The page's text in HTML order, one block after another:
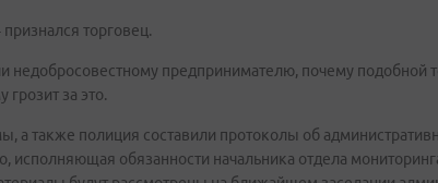
торговец.
недобросовестному предпринимателю, почему подобной
грозит за это.
а также полиция составили протоколы об
исполняющая обязанности начальника отдела